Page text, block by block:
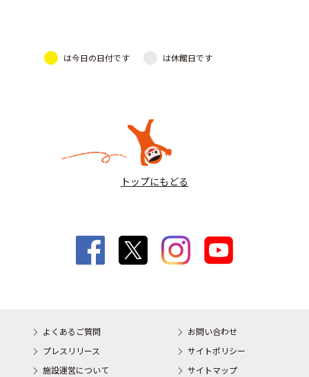
は今日の日付です は休館日です
トップにもどる
よくあるご質問
お問い合わせ
プレスリリース
サイトポリシー
施設運営について
サイトマップ